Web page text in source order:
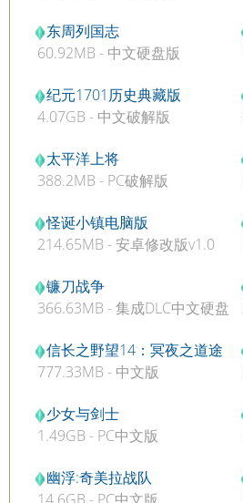
东周列国志
60.92MB - 中文硬盘版
纪元1701历史典藏版
4.07GB - 中文破解版
太平洋上将
388.2MB - PC破解版
怪诞小镇电脑版
214.65MB - 安卓修改版v1.0
镰刀战争
366.63MB - 集成DLC中文硬盘
信长之野望14：冥夜之道途
777.33MB - 中文版
少女与剑士
1.49GB - PC中文版
幽浮:奇美拉战队